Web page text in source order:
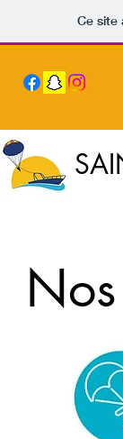
Ce site